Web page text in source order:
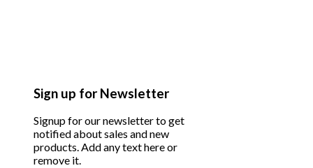
Sign up for Newsletter
Signup for our newsletter to get
notified about sales and new
products. Add any text here or
remove it.